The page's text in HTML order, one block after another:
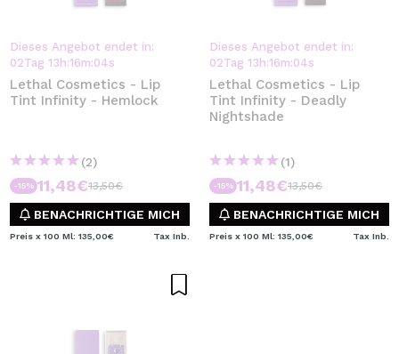
Dieses Angebot endet in:
02Tag 13 h:16m:04s
Lethal Cosmetics - Lip
Tint Infinity - Hemlock
(2)
-15% 11,48€13,50€
BENACHRICHTIGE MICH
Preis x 100 Ml: 135,00€ Tax Inb.
Dieses Angebot endet in:
02Tag 13 h:16m:04s
Lethal Cosmetics - Lip
Tint Infinity - Deadly
Nightshade
(1)
-15% 11,48€13,50€
BENACHRICHTIGE MICH
Preis x 100 Ml: 135,00€ Tax Inb.